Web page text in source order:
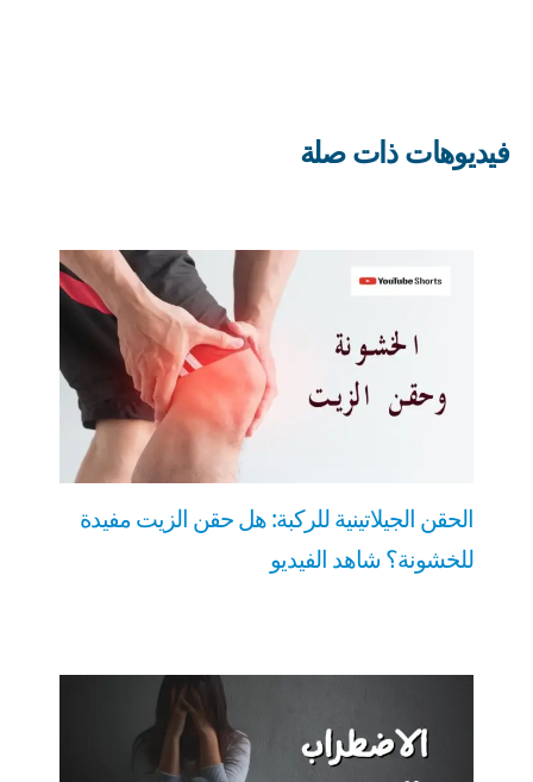
فيديوهات ذات صلة
الحقن الجيلاتينية للركبة: هل حقن الزيت مفيدة
للخشونة؟ شاهد الفيديو